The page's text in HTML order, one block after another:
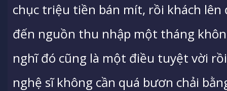
chục triệu tiền bán mít, rồi khách
đến nguồn thu nhập một tháng
nghĩ đó cũng là một điều tuyệt vời
nghệ sĩ không cần quá bươn chải